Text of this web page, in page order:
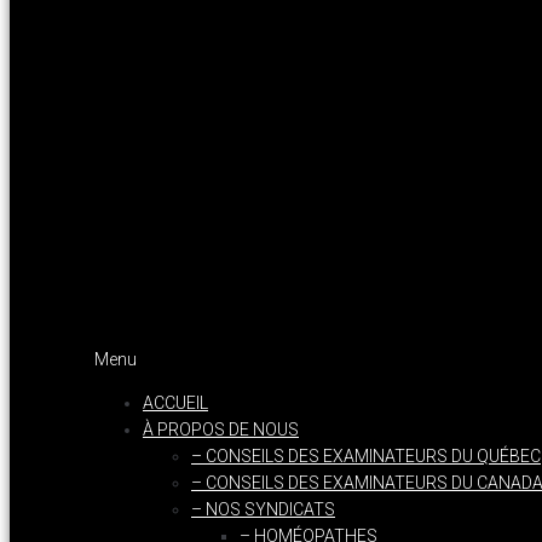
Menu
ACCUEIL
À PROPOS DE NOUS
– CONSEILS DES EXAMINATEURS DU QUÉBEC
– CONSEILS DES EXAMINATEURS DU CANADA
– NOS SYNDICATS
– HOMÉOPATHES